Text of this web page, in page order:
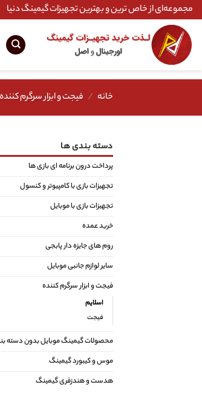
Skip
to
content
مجموعه‌ای از خاص ترین و بهترین تجهیزات گیمینگ دنیا
خانه / فیجت و ابزار سرگرم کننده
دسته بندی ها
پرداخت درون برنامه ای بازی ها
تجهیزات بازی با کامپیوتر و کنسول
تجهیزات بازی با موبایل
خرید عمده
روم های جایزه دار پابجی
سایر لوازم جانبی موبایل
فیجت و ابزار سرگرم کننده
اسلایم
فیجت
محصولات گیمینگ موبایل بدون دسته
موس و کیبورد گیمینگ
هدست و هندزفری گیمینگ